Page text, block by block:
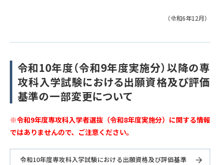
（令和6年12月）
令和10年度（令和9年度実施分）以降の専
攻科入学試験における出願資格及び評価
基準の一部変更について
※令和9年度専攻科入学者選抜（令和8年度実施分）に関する情報
ではありませんので、ご注意ください。
令和10年度専攻科入学試験における出願資格及び評価基準